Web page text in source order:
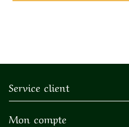
Service client
Mon compte